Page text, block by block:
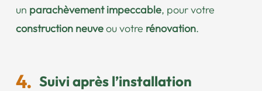
un parachèvement impeccable, pour votre
construction neuveou votre rénovation.
Suivi après l’installation